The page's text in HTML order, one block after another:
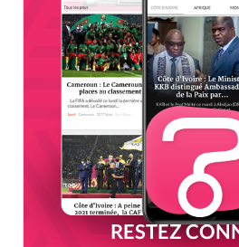
RESTEZ